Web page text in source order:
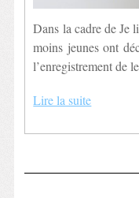
Dans la cadre de Je
moins jeunes ont
l’enregistrement de
Lire la suite